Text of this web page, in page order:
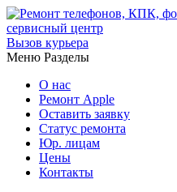
Вызов курьера
Меню Разделы
О нас
Ремонт Apple
Оставить заявку
Статус ремонта
Юр. лицам
Цены
Контакты